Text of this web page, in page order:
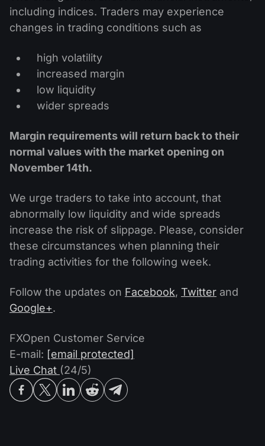
PAMM ECN
Master dan Follower
Kontes Forex
ETF
Mata uang kripto
Kalender Dividen
Forum Forex
Bantuan
Apa itu Trading CFD?
Apa itu Trading ECN?
Apa itu Broker Forex?
Mengapa Kami?
Hubungi kami
including indices. Traders may experience
changes in trading conditions such as
high volatility
increased margin
low liquidity
wider spreads
Margin requirements will return back to their
normal values with the market opening on
November 14th.
We urge traders to take into account, that
abnormally low liquidity and wide spreads
increase the risk of slippage. Please, consider
these circumstances when planning their
trading activities for the following week.
Follow the updates on Facebook, Twitter and
Google+.
FXOpen Customer Service
E-mail: [email protected]
Live Chat (24/5)